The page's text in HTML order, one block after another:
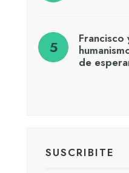
Francisco
de
SUSCRIBITE